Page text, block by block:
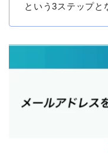
という3ステップと